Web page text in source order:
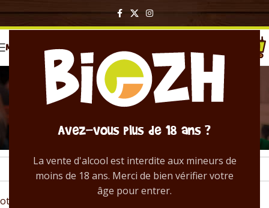
Avez-vous plus de 18 ans ?
La vente d'alcool est interdite aux mineurs de
moins de 18 ans. Merci de bien vérifier votre
âge pour entrer.
MENU
Mon compte
Acceuil/Mon compte
connecter
ou e-mail
de passe